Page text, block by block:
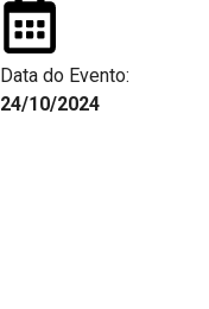
Data do Evento:
24/10/2024